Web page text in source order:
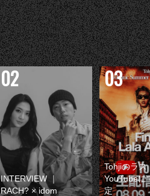
INTERVIEW ｜
RACH? × idom
Tohjiのラス
YouTubeに
定